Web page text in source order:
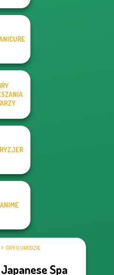
GRY O URODZIE
Spa